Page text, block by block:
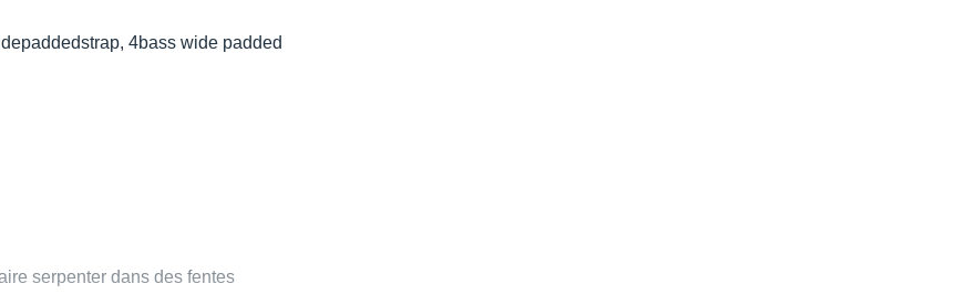
4bass wide padded
serpenter dans des fentes